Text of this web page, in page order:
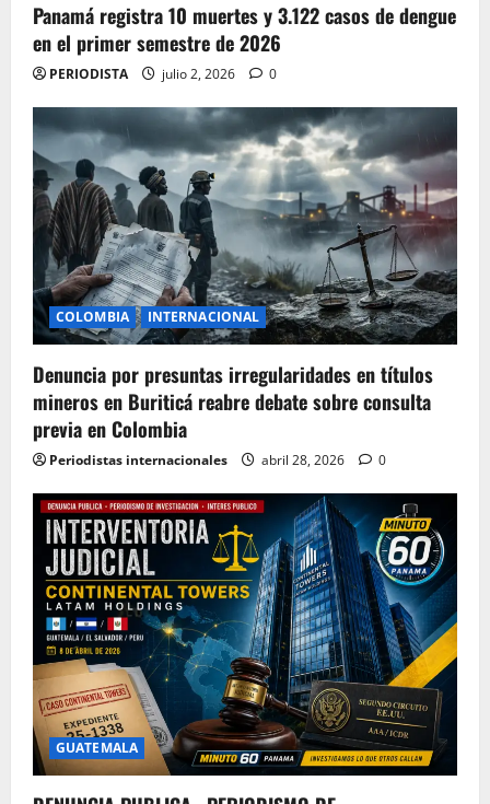
Panamá registra 10 muertes y 3.122 casos de dengue
en el primer semestre de 2026
PERIODISTA julio 2, 2026 0
COLOMBIA INTERNACIONAL
Denuncia por presuntas irregularidades en títulos
mineros en Buriticá reabre debate sobre consulta
previa en Colombia
Periodistas internacionales abril 28, 2026 0
GUATEMALA